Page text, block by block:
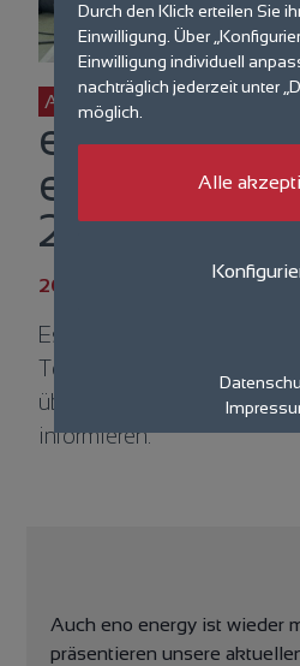
Aktuelles
eno energy
ersten
2025
20.03.2025
Es ist wieder so weit: Die
Tore und bietet die
über spannende
informieren.
Auch eno energy ist wieder
präsentieren unsere
Durch den Klick erteilen Sie
Einwilligung. Über
Einwilligung individuell
nachträglich jederzeit unter
möglich.
Alle